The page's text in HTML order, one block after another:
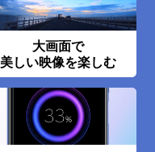
大画面で
美しい映像を楽しむ